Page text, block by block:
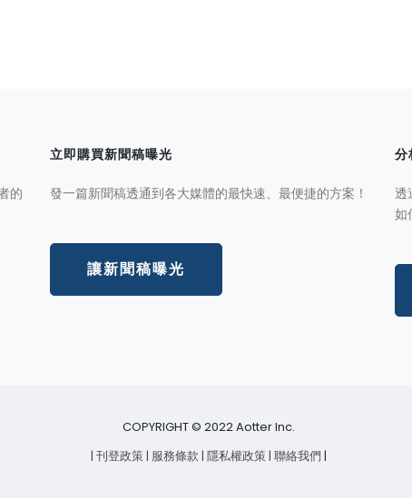
的
立即購買新聞稿曝光
發一篇新聞稿透通到各大媒體的最快速、最便捷的方案！
讓新聞稿曝光
分
透
如
COPYRIGHT © 2022 Aotter Inc.
| 刊登政策| 服務條款 | 隱私權政策| 聯絡我們 |